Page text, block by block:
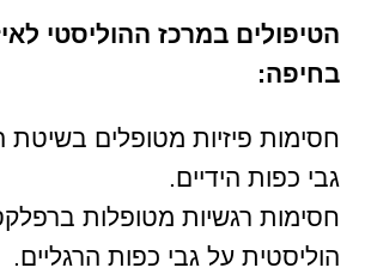
הטיפולים במרכז ההוליסטי
בחיפה:
חסימות פיזיות מטופלים בשיטת
גבי כפות הידיים.
חסימות רגשיות מטופלות
הוליסטית על גבי כפות הרגליים.